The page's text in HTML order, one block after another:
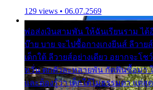
129 views • 06.07.2569
พ่อส่งเงินสามพัน ให้ฉันเรียนราม ไ
บ๊าย บาย จะไปซื้อกางเกงยีนส์ ลีวาย
เด็กใต้ ลีวายส์อย่างเดียว อยากจะโช
หวั่น ตกตัวละหลายพัน กัดฟันซื้อมา ใ
และต้องรู้ว่า เด็กใต้ไม่ธรรมดา แต่สุ